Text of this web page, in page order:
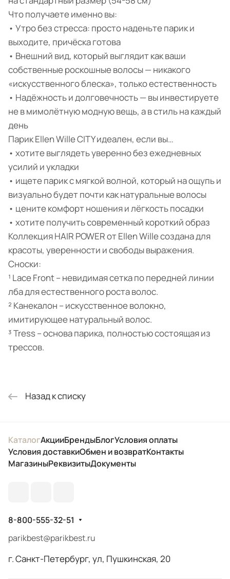
Что получаете именно вы:
• Утро без стресса: просто наденьте парик и
выходите, причёска готова
• Внешний вид, который выглядит как ваши
собственные роскошные волосы — никакого
«искусственного блеска», только естественность
• Надёжность и долговечность — вы инвестируете
не в мимолётную модную вещь, а в стиль на каждый
день
Парик Ellen Wille CITY идеален, если вы…
• хотите выглядеть уверенно без ежедневных
усилий и укладки
• ищете парик с мягкой волной, который на ощупь и
визуально будет почти как натуральные волосы
• цените комфорт ношения и лёгкость посадки
• хотите получить современный короткий образ
Коллекция HAIR POWER от Ellen Wille создана для
красоты, уверенности и свободы выражения.
Сноски:
¹ Lace Front – невидимая сетка по передней линии
лба для естественного роста волос.
² Канекалон – искусственное волокно,
имитирующее натуральный волос.
³ Tress – основа парика, полностью состоящая из
трессов.
Назад к списку
КаталогАкцииБрендыБлогУсловия оплаты
Условия доставкиОбмен и возвратКонтакты
МагазиныРеквизитыДокументы
8-800-555-32-51
parikbest@parikbest.ru
г. Санкт-Петербург, ул, Пушкинская, 20